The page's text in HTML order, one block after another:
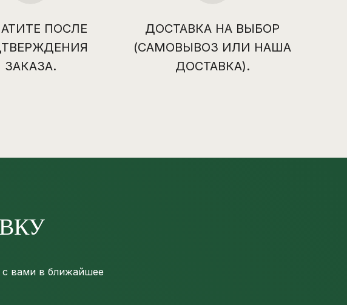
ПОСЛЕ
ЗАКАЗА.
ДОСТАВКА НА ВЫБОР
(САМОВЫВОЗ ИЛИ НАША
ДОСТАВКА).
вами в ближайшее